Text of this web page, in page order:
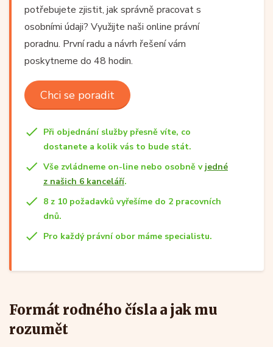
potřebujete zjistit, jak správně pracovat s
osobními údaji? Využijte naši online právní
poradnu. První radu a návrh řešení vám
poskytneme do 48 hodin.
Chci se poradit
Při objednání služby přesně víte, co
dostanete a kolik vás to bude stát.
Vše zvládneme on-line nebo osobně v jedné
z našich 6 kanceláří.
8 z 10 požadavků vyřešíme do 2 pracovních
dnů.
Pro každý právní obor máme specialistu.
Formát rodného čísla a jak mu
rozumět